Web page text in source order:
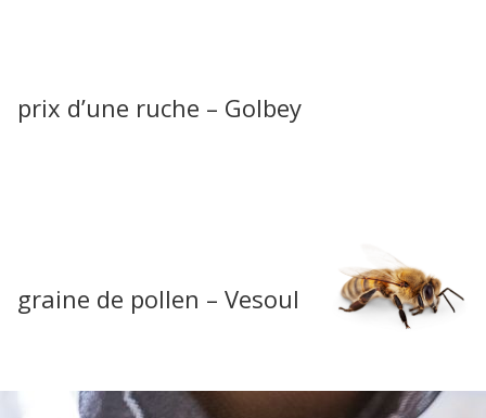
prix d’une ruche – Golbey
graine de pollen – Vesoul